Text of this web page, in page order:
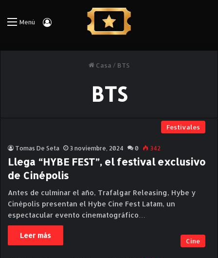
Menú Iniciar Sesión
Casa / BTS
BTS
Festivales
Tomas De Seta 3 noviembre, 2024 0 342
Llega “HYBE FEST”, el festival exclusivo
de Cinépolis
Antes de culminar el año, Trafalgar Releasing, Hybe y
Cinépolis presentan el Hybe Cine Fest Latam, un
espectacular evento cinematográfico…
Leer más
Cine